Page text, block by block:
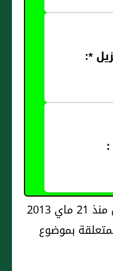
*:
:
* : عدد المشاهدات و التنزيل منذ 21 ماي 2013
بموضوع